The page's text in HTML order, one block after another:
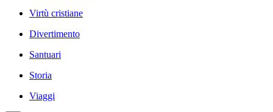
Virtù cristiane
Divertimento
Santuari
Storia
Viaggi